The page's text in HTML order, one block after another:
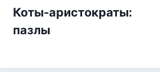
Коты-аристократы:
пазлы